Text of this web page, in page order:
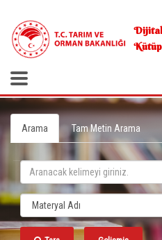
Dijital
Arama Tam Metin Arama